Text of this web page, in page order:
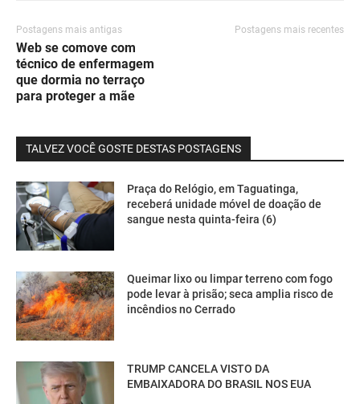
Postagens mais antigas
Web se comove com
técnico de enfermagem
que dormia no terraço
para proteger a mãe
Postagens mais recentes
TALVEZ VOCÊ GOSTE DESTAS POSTAGENS
Praça do Relógio, em Taguatinga,
receberá unidade móvel de doação de
sangue nesta quinta-feira (6)
Queimar lixo ou limpar terreno com fogo
pode levar à prisão; seca amplia risco de
incêndios no Cerrado
TRUMP CANCELA VISTO DA
EMBAIXADORA DO BRASIL NOS EUA